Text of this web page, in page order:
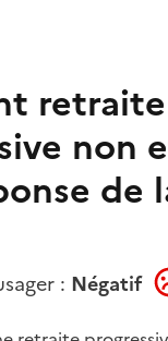
retraite
non
de
: Négatif